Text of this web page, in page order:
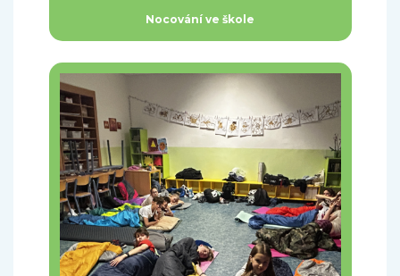
Nocování ve škole